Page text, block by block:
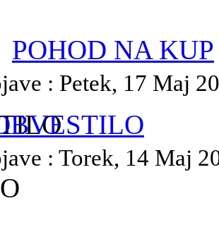
POHOD NA KUP
: Petek, 17 Maj
: Torek, 14 Maj